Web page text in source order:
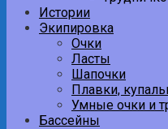
Истории
Экипировка
Очки
Ласты
Шапочки
Плавки,
Умные очки и
Бассейны